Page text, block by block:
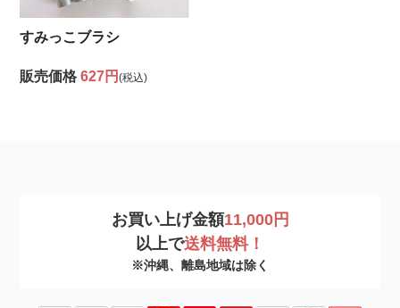
すみっこブラシ
販売価格 627円(税込)
お買い上げ金額11,000円
以上で送料無料！
※沖縄、離島地域は除く